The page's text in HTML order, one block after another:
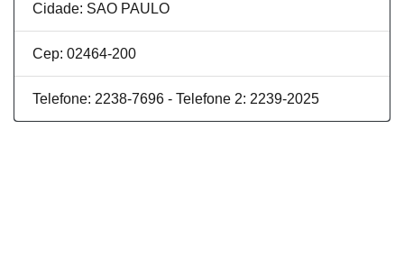
Cidade: SAO PAULO
Cep: 02464-200
Telefone: 2238-7696 - Telefone 2: 2239-2025